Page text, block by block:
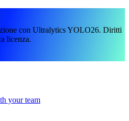
con Ultralytics YOLO26. Diritti
licenza.